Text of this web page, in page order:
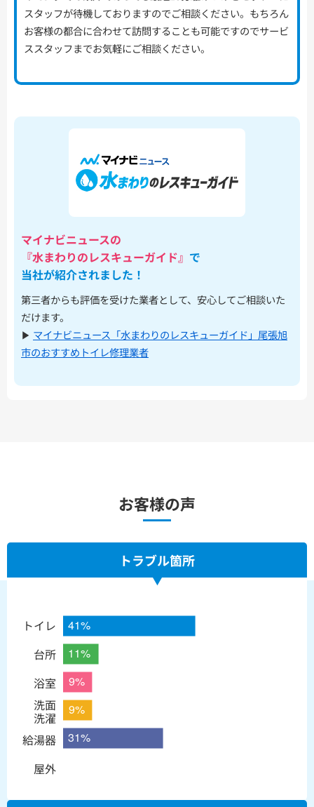
スタッフが待機しておりますのでご相談ください。もちろん
お客様の都合に合わせて訪問することも可能ですのでサービ
ススタッフまでお気軽にご相談ください。
マイナビニュースの
『水まわりのレスキューガイド』 で
当社が紹介されました！
第三者からも評価を受けた業者として、安心してご相談いた
だけます。
▶︎ マイナビニュース「水まわりのレスキューガイド」尾張旭
市のおすすめトイレ修理業者
お客様の声
トラブル箇所
トイレ
台所
浴室
洗面
洗濯
給湯器
屋外